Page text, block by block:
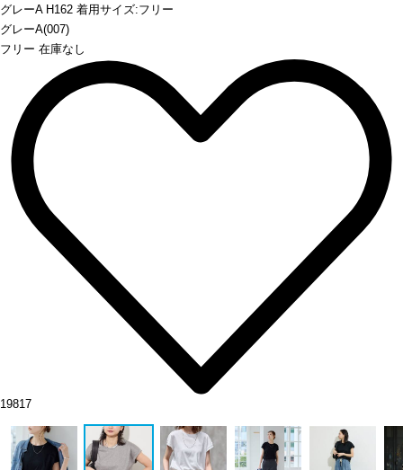
グレーA H162 着用サイズ:フリー
グレーA(007)
フリー 在庫なし
19817